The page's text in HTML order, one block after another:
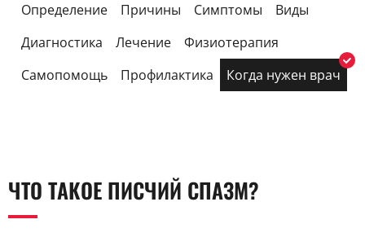
Определение Причины Симптомы
Виды
Диагностика
Лечение
Физиотерапия
Самопомощь
Профилактика Когда нужен врач
ЧТО ТАКОЕ ПИСЧИЙ СПАЗМ?